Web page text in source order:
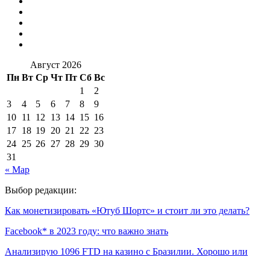
Август 2026
Пн Вт Ср Чт Пт Сб Вс
1
2
3
4 5 6 7 8
9
10 11 12 13 14 15 16
17 18 19 20 21 22 23
24 25 26 27 28 29 30
31
« Мар
Выбор редакции:
Как монетизировать «Ютуб Шортс» и стоит ли это делать?
Facebook* в 2023 году: что важно знать
Анализирую 1096 FTD на казино с Бразилии. Хорошо или